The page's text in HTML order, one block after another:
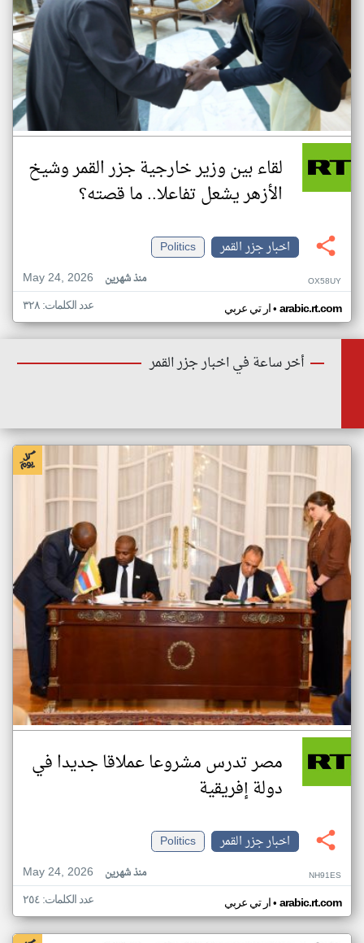
لقاء بين وزير خارجية جزر القمر وشيخ
الأزهر يشعل تفاعلا.. ما قصته؟
اخبار جزر القمر
Politics
May 24, 2026
منذ شهرين OX58UY
ار تي عربي• arabic.rt.com عدد الكلمات: ٣٢٨
أخر ساعة في اخبار جزر القمر
مصر تدرس مشروعا عملاقا جديدا في
دولة إفريقية
اخبار جزر القمر
Politics
May 24, 2026
منذ شهرين NH91ES
ار تي عربي• arabic.rt.com عدد الكلمات: ٢٥٤